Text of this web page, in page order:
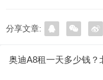
分享文章:
奥迪A8租一天多少钱